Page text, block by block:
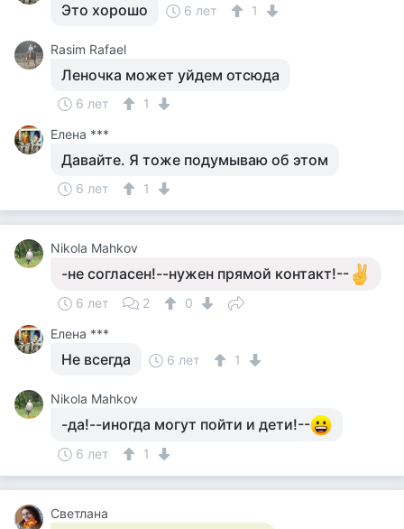
Это хорошо 6 лет 1
Rasim Rafael
Леночка может уйдем отсюда
6 лет
1
Елена ***
Давайте. Я тоже подумываю об этом
6 лет 1
Nikola Mahkov
-не согласен!--нужен прямой контакт!--
6 лет 2
0
Елена ***
Не всегда 6 лет 1
Nikola Mahkov
-да!--иногда могут пойти и дети!--
6 лет 1
Светлана